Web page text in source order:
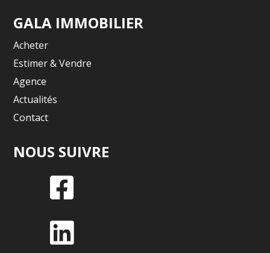
GALA IMMOBILIER
Acheter
Estimer & Vendre
Agence
Actualités
Contact
NOUS SUIVRE

